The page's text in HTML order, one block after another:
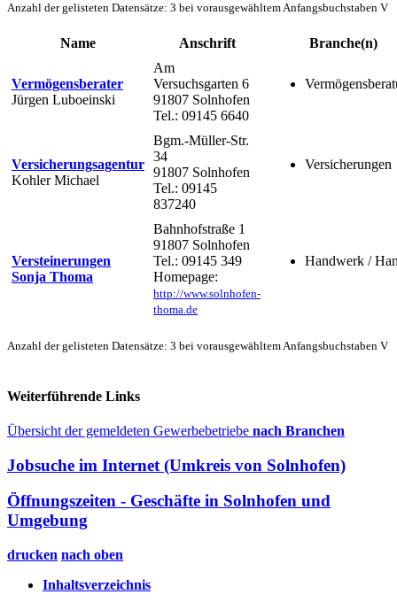
Anzahl der gelisteten Datensätze: 3 bei vorausgewähltem Anfangsbuchstaben V
Name Anschrift Branche(n)
Vermögensberater
Jürgen Luboeinski
Am
Versuchsgarten 6
91807 Solnhofen
Tel.: 09145 6640
Versicherungsagentur
Kohler Michael
Bgm.-Müller-Str.
34
91807 Solnhofen
Tel.: 09145
837240
Versicherungen
Versteinerungen
Sonja Thoma
Bahnhofstraße 1
91807 Solnhofen
Tel.: 09145 349
Homepage:
http://www.solnhofen-
thoma.de
Handwerk /
Anzahl der gelisteten Datensätze: 3 bei vorausgewähltem Anfangsbuchstaben V
Weiterführende Links
Übersicht der gemeldeten Gewerbebetriebe nach Branchen
Jobsuche im Internet (Umkreis von Solnhofen)
Öffnungszeiten - Geschäfte in Solnhofen und
Umgebung
drucken nach oben
Inhaltsverzeichnis